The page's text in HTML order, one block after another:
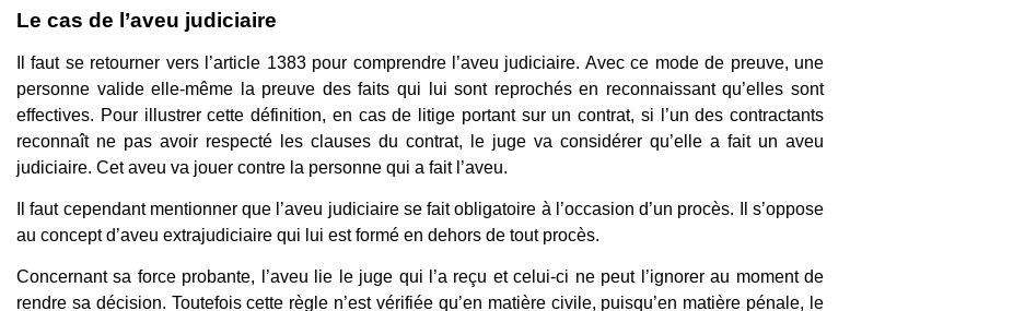
Le cas de l’aveu judiciaire
Il faut se retourner vers l’article 1383 pour comprendre l’aveu judiciaire. Avec ce mode de preuve, une
personne valide elle-même la preuve des faits qui lui sont reprochés en reconnaissant qu’elles sont
effectives. Pour illustrer cette définition, en cas de litige portant sur un contrat, si l’un des contractants
reconnaît ne pas avoir respecté les clauses du contrat, le juge va considérer qu’elle a fait un aveu
judiciaire. Cet aveu va jouer contre la personne qui a fait l’aveu.
Il faut cependant mentionner que l’aveu judiciaire se fait obligatoire à l’occasion d’un procès. Il s’oppose
au concept d’aveu extrajudiciaire qui lui est formé en dehors de tout procès.
Concernant sa force probante, l’aveu lie le juge qui l’a reçu et celui-ci ne peut l’ignorer au moment de
rendre sa décision. Toutefois cette règle n’est vérifiée qu’en matière civile, puisqu’en matière pénale, le